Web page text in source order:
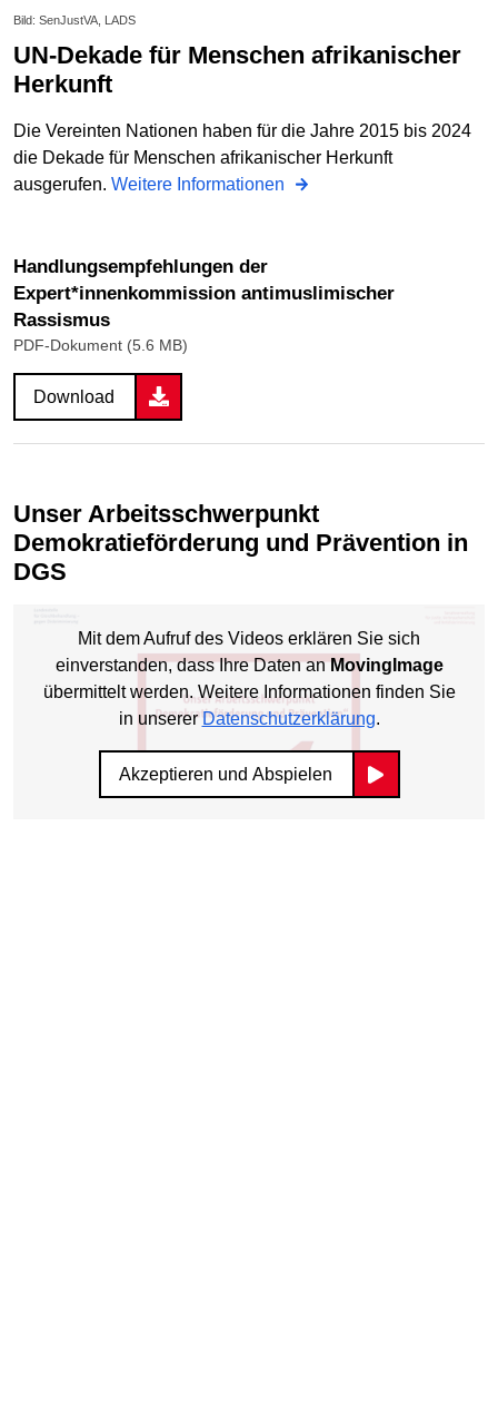
Bild: SenJustVA, LADS
UN-Dekade für Menschen afrikanischer
Herkunft
Die Vereinten Nationen haben für die Jahre 2015 bis 2024
die Dekade für Menschen afrikanischer Herkunft
ausgerufen. Weitere Informationen
Handlungsempfehlungen der
Expert*innenkommission antimuslimischer
Rassismus
PDF-Dokument (5.6 MB)
Download
Unser Arbeitsschwerpunkt
Demokratieförderung und Prävention in
DGS
Mit dem Aufruf des Videos erklären Sie sich
einverstanden, dass Ihre Daten anMovingImage
übermittelt werden. Weitere Informationen finden Sie
in unsererDatenschutzerklärung.
Akzeptieren und Abspielen